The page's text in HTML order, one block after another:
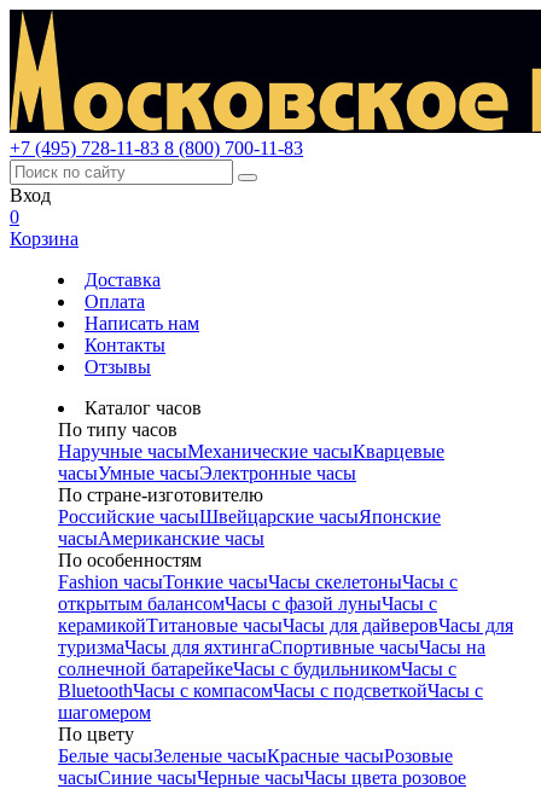
+7 (495) 728-11-83 8 (800) 700-11-83
Вход
0
Корзина
Доставка
Оплата
Написать нам
Контакты
Отзывы
Каталог часов
По типу часов
Наручные часыМеханические часыКварцевые
часыУмные часыЭлектронные часы
По стране-изготовителю
Российские часыШвейцарские часыЯпонские
часыАмериканские часы
По особенностям
Fashion часыТонкие часыЧасы скелетоныЧасы с
открытым балансомЧасы с фазой луныЧасы с
керамикойТитановые часыЧасы для дайверовЧасы для
туризмаЧасы для яхтингаСпортивные часыЧасы на
солнечной батарейкеЧасы с будильникомЧасы с
BluetoothЧасы с компасомЧасы с подсветкойЧасы с
шагомером
По цвету
Белые часыЗеленые часыКрасные часыРозовые
часыСиние часыЧерные часыЧасы цвета розовое